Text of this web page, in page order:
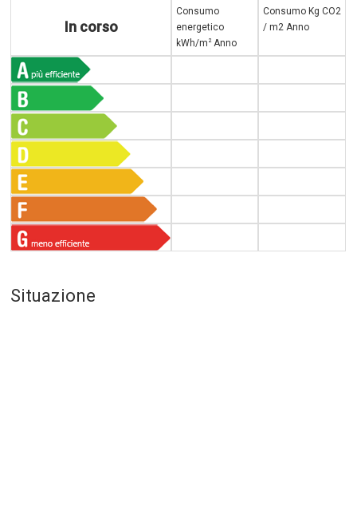
In corso
Consumo
energetico
kWh/m 2Anno
Consumo Kg CO2
/ m2 Anno
Situazione